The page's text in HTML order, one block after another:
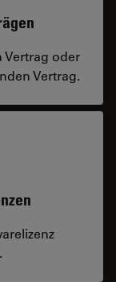
Vertrag oder
Vertrag.